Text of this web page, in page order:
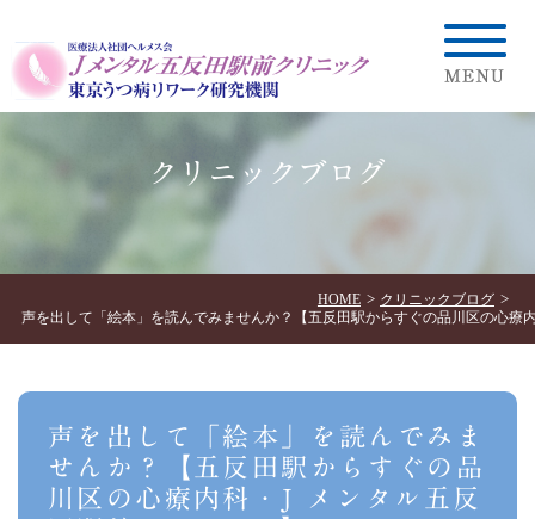
クリニックブログ
HOME
クリニックブログ
声を出して「絵本」を読んでみませんか？【五反田駅からすぐの品川区の心療
声を出して「絵本」を読んでみま
せんか？【五反田駅からすぐの品
川区の心療内科・J メンタル五反